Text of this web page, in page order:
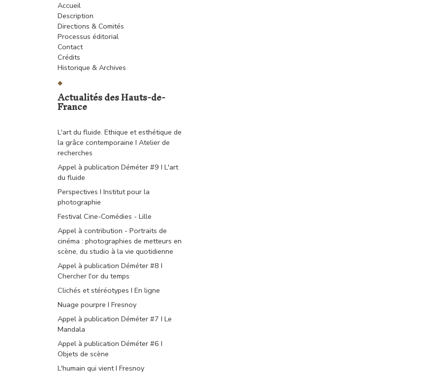
Accueil
Description
Directions & Comités
Processus éditorial
Contact
Crédits
Historique & Archives
Actualités des Hauts-de-
France
L'art du fluide. Ethique et esthétique de
la grâce contemporaine I Atelier de
recherches
Appel à publication Déméter #9 I L'art
du fluide
Perspectives I Institut pour la
photographie
Festival Cine-Comédies - Lille
Appel à contribution - Portraits de
cinéma : photographies de metteurs en
scène, du studio à la vie quotidienne
Appel à publication Déméter #8 I
Chercher l'or du temps
Clichés et stéréotypes I En ligne
Nuage pourpre I Fresnoy
Appel à publication Déméter #7 I Le
Mandala
Appel à publication Déméter #6 I
Objets de scène
L'humain qui vient I Fresnoy